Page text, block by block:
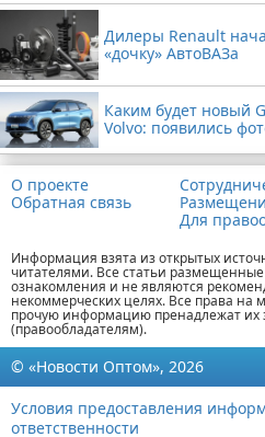
Дилеры Renault
«дочку» АвтоВАЗа
Каким будет новый
Volvo: появились
О проекте
Обратная связь
Для
Информация взята из открытых
читателями. Все статьи
ознакомления и не являются
некоммерческих целях. Все права на
прочую информацию пренадлежат их
(правообладателям).
© «Новости Оптом», 2026
Условия предоставления
ответственности